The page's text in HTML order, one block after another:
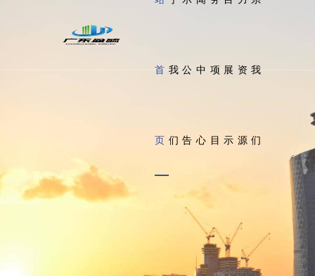
首
页
我
们
公
告
中
心
项
目
展
示
资
源
我
们